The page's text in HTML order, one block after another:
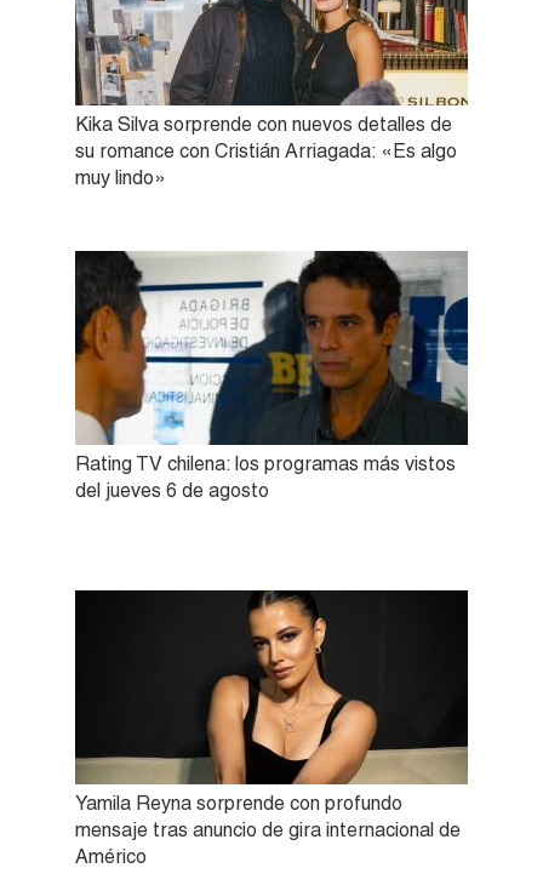
Kika Silva sorprende con nuevos detalles de
su romance con Cristián Arriagada: «Es algo
muy lindo»
Rating TV chilena: los programas más vistos
del jueves 6 de agosto
Yamila Reyna sorprende con profundo
mensaje tras anuncio de gira internacional de
Américo